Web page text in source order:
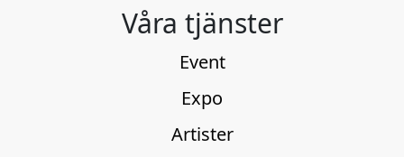
Våra tjänster
Event
Expo
Artister